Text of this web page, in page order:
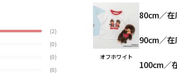
(2)
(0)
(0)
(0)
オフホワイト
80cm／在
90cm／在
100cm／